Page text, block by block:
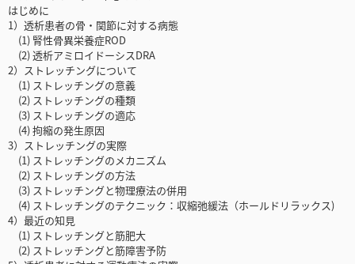
はじめに
1）透析患者の骨・関節に対する病態
(1) 腎性骨異栄養症ROD
(2) 透析アミロイドーシスDRA
2）ストレッチングについて
(1) ストレッチングの意義
(2) ストレッチングの種類
(3) ストレッチングの適応
(4) 拘縮の発生原因
3）ストレッチングの実際
(1) ストレッチングのメカニズム
(2) ストレッチングの方法
(3) ストレッチングと物理療法の併用
(4) ストレッチングのテクニック：収縮弛緩法（ホールドリラックス)
4）最近の知見
(1) ストレッチングと筋肥大
(2) ストレッチングと筋障害予防